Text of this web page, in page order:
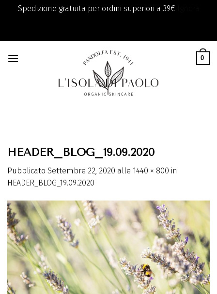
Spedizione gratuita per ordini superiori a 39€
content
0
HEADER_BLOG_19.09.2020
Pubblicato Settembre 22, 2020 alle 1440 × 800 in
HEADER_BLOG_19.09.2020